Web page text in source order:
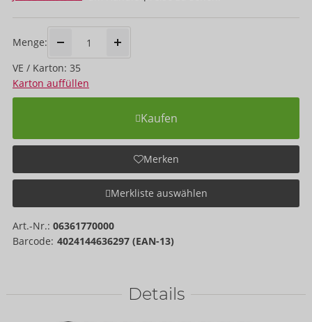
Menge:
VE / Karton: 35
Karton auffüllen
Kaufen
Merken
Merkliste auswählen
Art.-Nr.: 06361770000
Barcode: 4024144636297 (EAN-13)
Details